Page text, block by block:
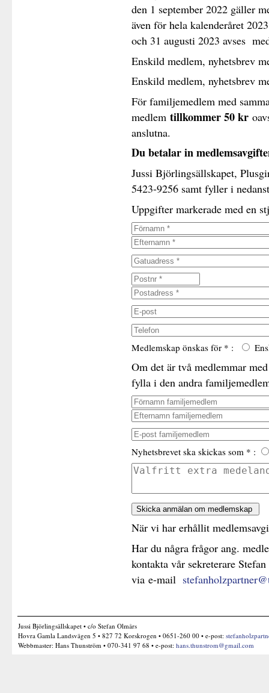
den 1 september 2022 gäller
även för hela kalenderåret
och 31 augusti 2023 avses
Enskild medlem,
Enskild medlem,
För familjemedlem med
medlem tillkommer 50 kr
anslutna.
Du betalar in
Jussi Björlingsällskapet,
5423-9256 samt fyller i
Uppgifter markerade med en
Medlemskap önskas för * :
Om det är två medlemmar
fylla i den andra
Nyhetsbrevet ska skickas som * :
När vi har erhållit
Har du några frågor ang.
kontakta vår sekreterare
via e-mail
Jussi Björlingsällskapet • c/o Stefan Olmårs
Hovra Gamla Landsvägen 5 • 827 72 Korskrogen • 0651-260 00 • e-post:
Webbmaster: Hans Thunström • 070-341 97 68 • e-post: hans.thunstrom@gmail.com